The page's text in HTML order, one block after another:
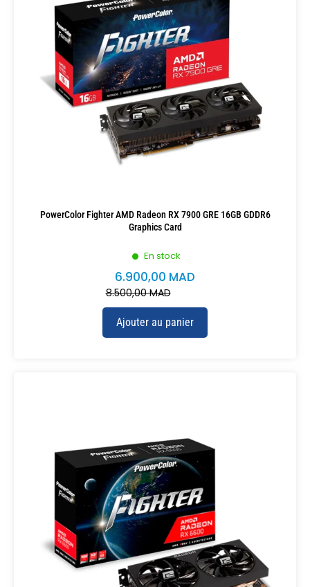
En stock
PowerColor Fighter AMD Radeon RX 7900 GRE 16GB GDDR6
Graphics Card
8.500,00MAD
6.900,00 MAD
Ajouter au panier